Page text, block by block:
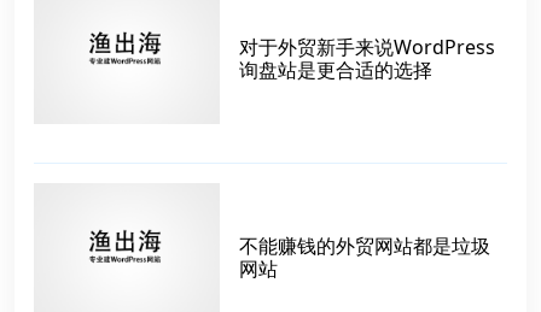
对于外贸新手来说WordPress
询盘站是更合适的选择
不能赚钱的外贸网站都是垃圾
网站